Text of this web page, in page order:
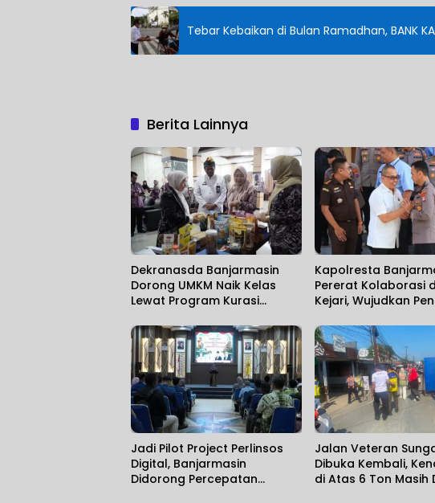
Tebar Kebaikan di Bulan Ramadhan, BANK
Berita Lainnya
Dekranasda Banjarmasin
Dorong UMKM Naik Kelas
Lewat Program Kurasi
Kapolresta
Pererat Kolaborasi
Kejari, Wujudkan
Jadi Pilot Project Perlinsos
Digital, Banjarmasin
Didorong Percepatan
Jalan Veteran
Dibuka Kembali,
di Atas 6 Ton Masih